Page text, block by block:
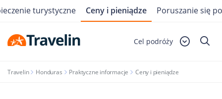
Cel podróży
Travelin Honduras Praktyczne informacje Ceny i pieniądze
turystyczne Ceny i pieniądze Poruszanie się